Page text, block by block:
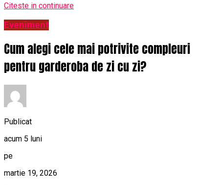
Citeste in continuare
Eveniment
Cum alegi cele mai potrivite compleuri
pentru garderoba de zi cu zi?
Publicat
acum 5 luni
pe
martie 19, 2026